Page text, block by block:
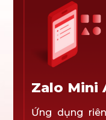
Zalo Mini
Ứng dụng